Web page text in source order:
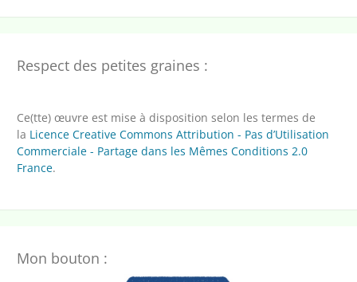
Respect des petites graines :
Ce(tte) œuvre est mise à disposition selon les termes de
la Licence Creative Commons Attribution - Pas d’Utilisation
Commerciale - Partage dans les Mêmes Conditions 2.0
France.
Mon bouton :